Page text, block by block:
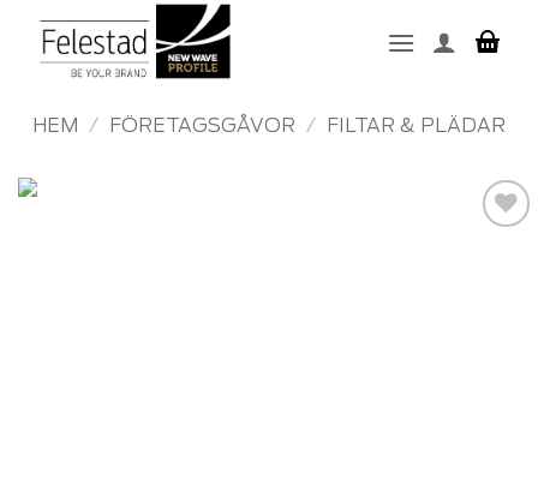
content
HEM / FÖRETAGSGÅVOR / FILTAR & PLÄDAR